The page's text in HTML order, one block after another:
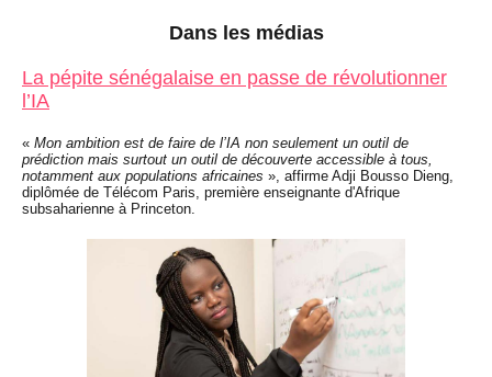
Dans les médias
La pépite sénégalaise en passe de révolutionner
l’IA
« Mon ambition est de faire de l’IA non seulement un outil de
prédiction mais surtout un outil de découverte accessible à tous,
notamment aux populations africaines », affirme Adji Bousso Dieng,
diplômée de Télécom Paris, première enseignante d'Afrique
subsaharienne à Princeton.